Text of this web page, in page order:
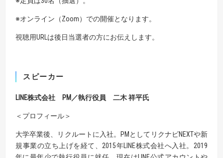
※オンライン（Zoom）での開催となります。
視聴用URLは後日当選者の方にお伝えします。
スピーカー
LINE株式会社 PM／執行役員 二木 祥平氏
＜プロフィール＞
大学卒業後、リクルートに入社。PMとしてリクナビNEXTや新
規事業の立ち上げを経て、2015年LINE株式会社へ入社。2019